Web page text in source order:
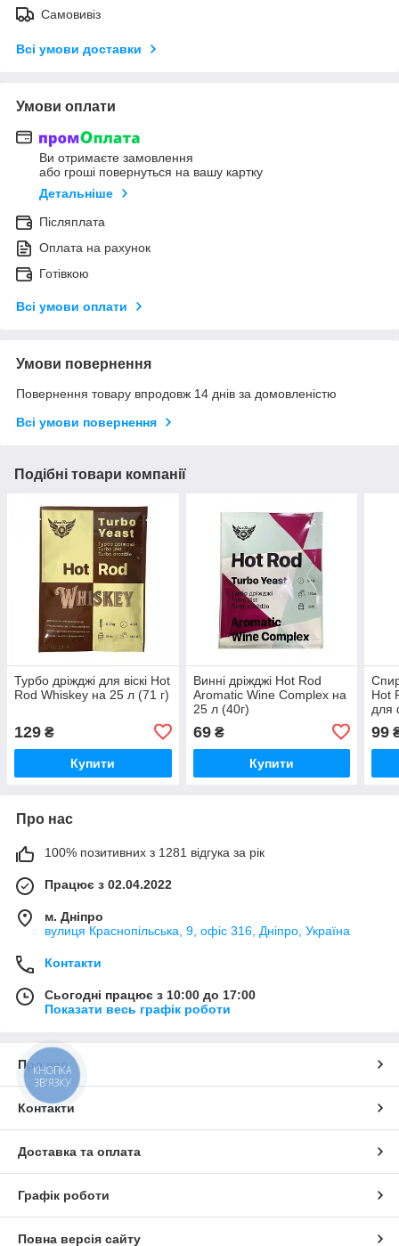
Самовивіз
Всі умови доставки
Умови оплати
Ви отримаєте замовлення
або гроші повернуться на вашу картку
Детальніше
Післяплата
Оплата на рахунок
Готівкою
Всі умови оплати
Умови повернення
Повернення товару впродовж 14 днів за домовленістю
Всі умови повернення
Подібні товари компанії
Турбо дріжджі для віскі Hot
Rod Whiskey на 25 л (71 г)
129 ₴
Купити
Винні дріжджі Hot Rod
Aromatic Wine Complex на
25 л (40г)
69₴
Купити
Hot
для
99
Про нас
100% позитивних з 1281 відгука за рік
Працює з 02.04.2022
м. Дніпро
вулиця Краснопільська, 9, офіс 316, Дніпро, Україна
Контакти
Сьогодні працює з 10:00 до 17:00
Показати весь графік роботи
Про нас
Контакти
Доставка та оплата
Графік роботи
Повна версія сайту
КНОПКА
ЗВ'ЯЗКУ